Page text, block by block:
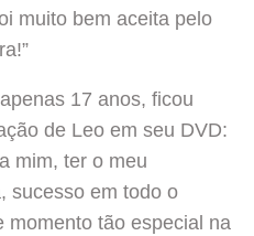
muito bem aceita pelo
17 anos, ficou
de Leo em seu DVD:
mim, ter o meu
sucesso em todo o
momento tão especial na